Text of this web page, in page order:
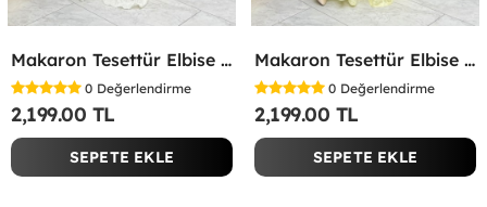
Makaron Tesettür Elbise Beyaz Beyaz
0 Değerlendirme
2,199.00 TL
SEPETE EKLE
Makaron Tesettür Elbise Sarı Sarı
0 Değerlendirme
2,199.00 TL
SEPETE EKLE